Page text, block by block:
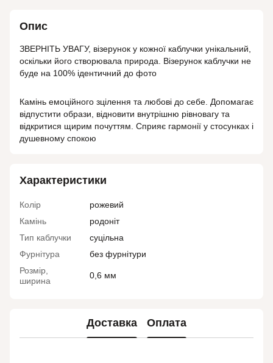
Опис
ЗВЕРНІТЬ УВАГУ, візерунок у кожної каблучки унікальний,
оскільки його створювала природа. Візерунок каблучки не
буде на 100% ідентичний до фото
Камінь емоційного зцілення та любові до себе. Допомагає
відпустити образи, відновити внутрішню рівновагу та
відкритися щирим почуттям. Сприяє гармонії у стосунках і
душевному спокою
Характеристики
Колір
рожевий
Камінь
родоніт
Тип каблучки
суцільна
Фурнітура
без фурнітури
Розмір,
ширина
0,6 мм
Доставка Оплата